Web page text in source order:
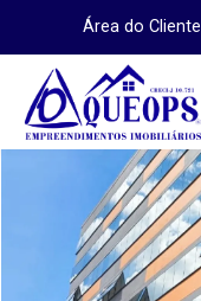
Área do Cliente